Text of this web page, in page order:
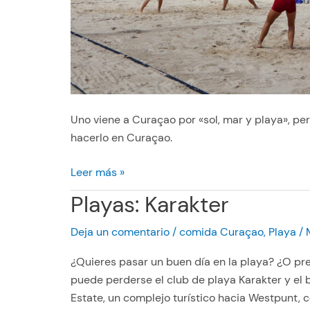
Uno viene a Curaçao por «sol, mar y playa»,
hacerlo en Curaçao.
I
n
s
p
r
a
c
Leer más »
Playas: Karakter
Deja un comentario/comida Curaçao, Playa /
¿Quieres pasar un buen día en la playa? ¿O
puede perderse el club de playa Karakter y el
Estate, un complejo turístico hacia Westpunt,